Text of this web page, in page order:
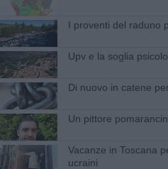
I proventi del raduno
Upv e la soglia
Di nuovo in catene
Un pittore
Vacanze in Toscana
ucraini